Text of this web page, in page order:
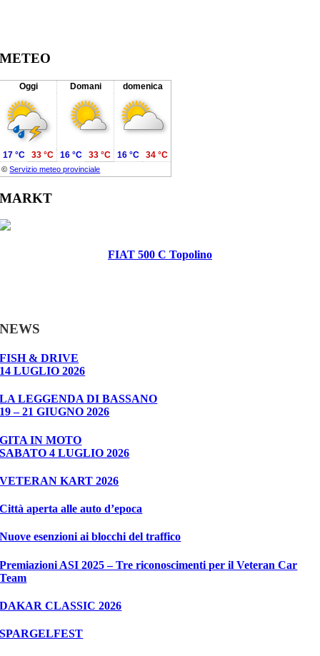
METEO
Oggi Domani domenica
©Servizio meteo provinciale
17 °C 33 °C 16 °C 33 °C 16 °C 34 °C
MARKT
FIAT 500 C Topolino
NEWS
FISH & DRIVE
14 LUGLIO 2026
LA LEGGENDA DI BASSANO
19 – 21 GIUGNO 2026
GITA IN MOTO
SABATO 4 LUGLIO 2026
VETERAN KART 2026
Città aperta alle auto d’epoca
Nuove esenzioni ai blocchi del traffico
Premiazioni ASI 2025 – Tre riconoscimenti per il Veteran Car
Team
DAKAR CLASSIC 2026
SPARGELFEST